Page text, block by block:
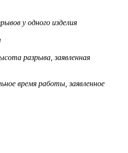
у одного изделия
разрыва, заявленная
время работы, заявленное